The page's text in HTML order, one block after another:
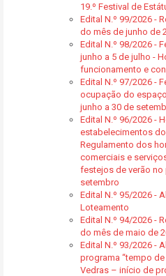
19.º Festival de
Edital N.º 99/2026 -
do mês de junho de
Edital N.º 98/2026 -
junho a 5 de julho -
funcionamento e
Edital N.º 97/2026 -
ocupação do
junho a 30 de
Edital N.º 96/2026 -
estabelecimentos
Regulamento dos
comerciais e
festejos de verão no
setembro
Edital N.º 95/2026 -
Loteamento
Edital N.º 94/2026 -
do mês de maio de
Edital N.º 93/2026 -
programa “tempo
Vedras – início de